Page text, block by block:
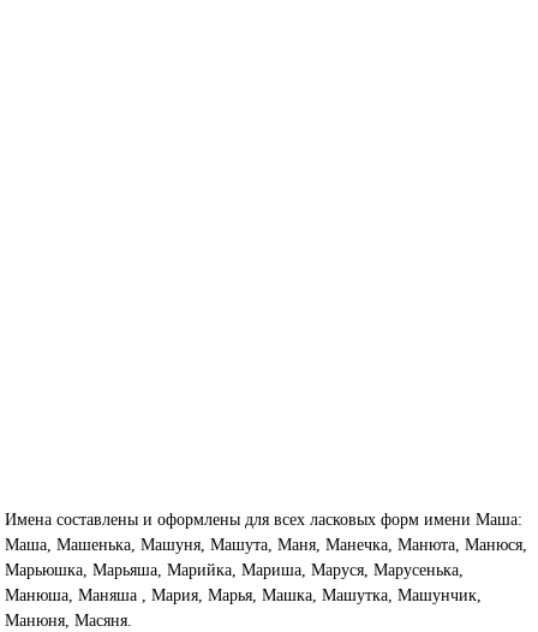
Имена составлены и оформлены для всех ласковых форм имени Маша:
Маша, Машенька, Машуня, Машута, Маня, Манечка, Манюта, Манюся,
Марьюшка, Марьяша, Марийка, Мариша, Маруся, Марусенька,
Манюша, Маняша , Мария, Марья, Машка, Машутка, Машунчик,
Манюня, Масяня.